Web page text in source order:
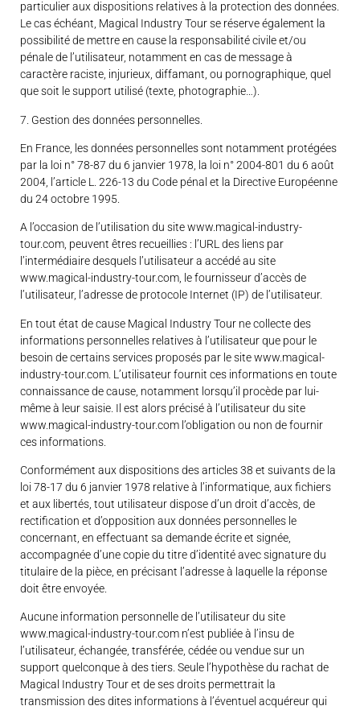
particulier aux dispositions relatives à la protection des données.
Le cas échéant, Magical Industry Tour se réserve également la
possibilité de mettre en cause la responsabilité civile et/ou
pénale de l’utilisateur, notamment en cas de message à
caractère raciste, injurieux, diffamant, ou pornographique, quel
que soit le support utilisé (texte, photographie…).
7. Gestion des données personnelles.
En France, les données personnelles sont notamment protégées
par la loi n° 78-87 du 6 janvier 1978, la loi n° 2004-801 du 6 août
2004, l’article L. 226-13 du Code pénal et la Directive Européenne
du 24 octobre 1995.
A l’occasion de l’utilisation du site www.magical-industry-
tour.com, peuvent êtres recueillies : l’URL des liens par
l’intermédiaire desquels l’utilisateur a accédé au site
www.magical-industry-tour.com, le fournisseur d’accès de
l’utilisateur, l’adresse de protocole Internet (IP) de l’utilisateur.
En tout état de cause Magical Industry Tour ne collecte des
informations personnelles relatives à l’utilisateur que pour le
besoin de certains services proposés par le site www.magical-
industry-tour.com. L’utilisateur fournit ces informations en toute
connaissance de cause, notamment lorsqu’il procède par lui-
même à leur saisie. Il est alors précisé à l’utilisateur du site
www.magical-industry-tour.com l’obligation ou non de fournir
ces informations.
Conformément aux dispositions des articles 38 et suivants de la
loi 78-17 du 6 janvier 1978 relative à l’informatique, aux fichiers
et aux libertés, tout utilisateur dispose d’un droit d’accès, de
rectification et d’opposition aux données personnelles le
concernant, en effectuant sa demande écrite et signée,
accompagnée d’une copie du titre d’identité avec signature du
titulaire de la pièce, en précisant l’adresse à laquelle la réponse
doit être envoyée.
Aucune information personnelle de l’utilisateur du site
www.magical-industry-tour.com n’est publiée à l’insu de
l’utilisateur, échangée, transférée, cédée ou vendue sur un
support quelconque à des tiers. Seule l’hypothèse du rachat de
Magical Industry Tour et de ses droits permettrait la
transmission des dites informations à l’éventuel acquéreur qui